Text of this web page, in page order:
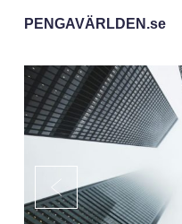
PENGAVÄRLDEN.se